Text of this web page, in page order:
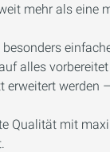
mehr als eine
alles
erweitert werden
Qualität mit